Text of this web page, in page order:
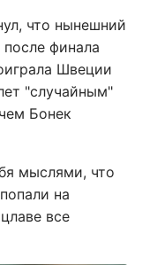
что нынешний
финала
Швеции
"случайным"
Бонек
мыслями, что
на
все